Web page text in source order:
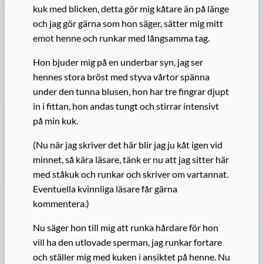
kuk med blicken, detta gör mig kåtare än på länge
och jag gör gärna som hon säger, sätter mig mitt
emot henne och runkar med långsamma tag.
Hon bjuder mig på en underbar syn, jag ser
hennes stora bröst med styva vårtor spänna
under den tunna blusen, hon har tre fingrar djupt
in i fittan, hon andas tungt och stirrar intensivt
på min kuk.
(Nu när jag skriver det här blir jag ju kåt igen vid
minnet, så kära läsare, tänk er nu att jag sitter här
med ståkuk och runkar och skriver om vartannat.
Eventuella kvinnliga läsare får gärna
kommentera.)
Nu säger hon till mig att runka hårdare för hon
vill ha den utlovade sperman, jag runkar fortare
och ställer mig med kuken i ansiktet på henne. Nu